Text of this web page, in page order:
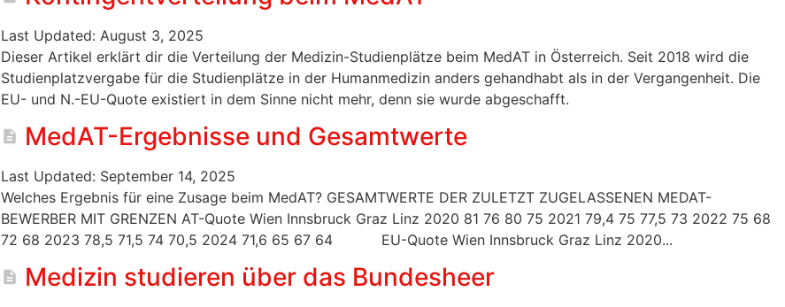
Last Updated: August 3, 2025
Dieser Artikel erklärt dir die Verteilung der Medizin-Studienplätze beim MedAT in Österreich. Seit 2018 wird die
Studienplatzvergabe für die Studienplätze in der Humanmedizin anders gehandhabt als in der Vergangenheit. Die
EU- und N.-EU-Quote existiert in dem Sinne nicht mehr, denn sie wurde abgeschafft.
MedAT-Ergebnisse und Gesamtwerte
Last Updated: September 14, 2025
Welches Ergebnis für eine Zusage beim MedAT? GESAMTWERTE DER ZULETZT ZUGELASSENEN MEDAT-
BEWERBER MIT GRENZEN AT-Quote Wien Innsbruck Graz Linz 2020 81 76 80 75 2021 79,4 75 77,5 73 2022 75 68
72 68 2023 78,5 71,5 74 70,5 2024 71,6 65 67 64 EU-Quote Wien Innsbruck Graz Linz 2020...
Medizin studieren über das Bundesheer